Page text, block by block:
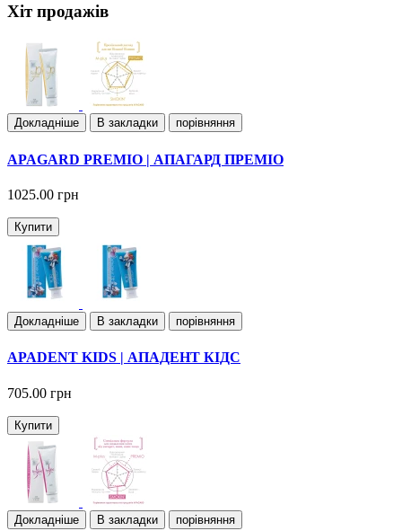
Хіт продажів
Докладнiше В закладки порівняння
APAGARD PREMIO | АПАГАРД ПРЕМІО
1025.00 грн
Купити
Докладнiше В закладки порівняння
APADENT KIDS | АПАДЕНТ КІДС
705.00 грн
Купити
Докладнiше В закладки порівняння